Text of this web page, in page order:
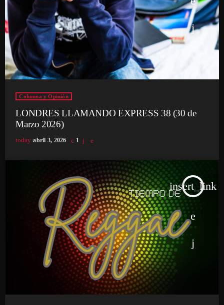
Columna y Opinión
LONDRES LLAMANDO EXPRESS 38 (30 de
Marzo 2026)
today abril 3, 2026 1
insert_link